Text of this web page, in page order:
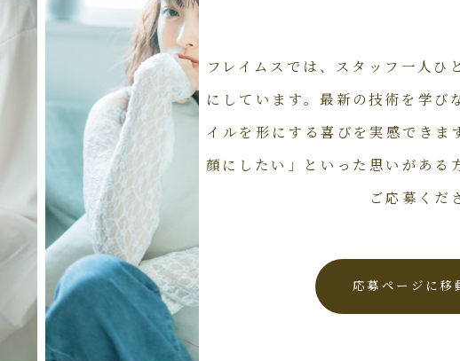
フレイムスでは、スタッフ一人ひ
にしています。最新の技術を学び
イルを形にする喜びを実感できま
顔にしたい」といった思いがある
ご応募くだ
応募ページに移